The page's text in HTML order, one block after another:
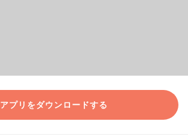
アプリをダウンロードする